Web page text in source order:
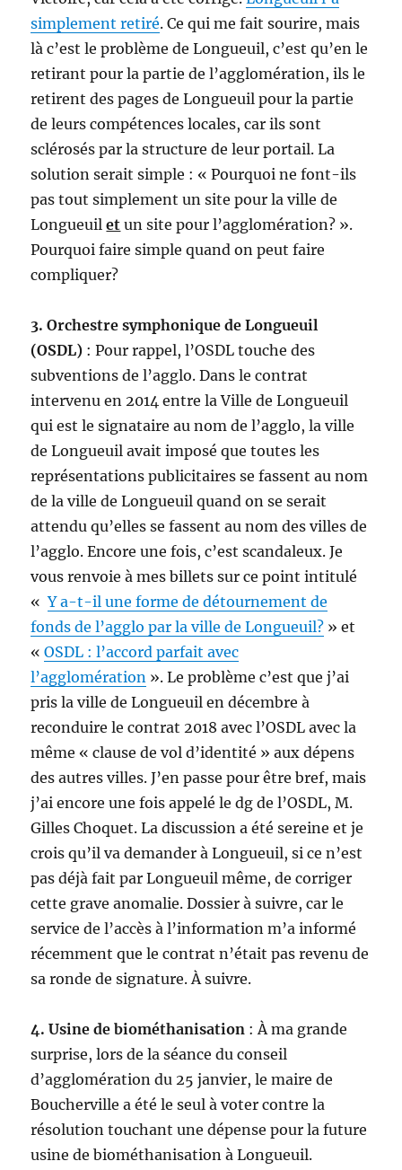
simplement retiré. Ce qui me fait sourire, mais
là c’est le problème de Longueuil, c’est qu’en le
retirant pour la partie de l’agglomération, ils le
retirent des pages de Longueuil pour la partie
de leurs compétences locales, car ils sont
sclérosés par la structure de leur portail. La
solution serait simple : « Pourquoi ne font-ils
pas tout simplement un site pour la ville de
Longueuilet un site pour l’agglomération? ».
Pourquoi faire simple quand on peut faire
compliquer?
3. Orchestre symphonique de Longueuil
(OSDL) : Pour rappel, l’OSDL touche des
subventions de l’agglo. Dans le contrat
intervenu en 2014 entre la Ville de Longueuil
qui est le signataire au nom de l’agglo, la ville
de Longueuil avait imposé que toutes les
représentations publicitaires se fassent au nom
de la ville de Longueuil quand on se serait
attendu qu’elles se fassent au nom des villes de
l’agglo. Encore une fois, c’est scandaleux. Je
vous renvoie à mes billets sur ce point intitulé
«Y a-t-il une forme de détournement de
fonds de l’agglo par la ville de Longueuil? » et
«OSDL : l’accord parfait avec
l’agglomération ». Le problème c’est que j’ai
pris la ville de Longueuil en décembre à
reconduire le contrat 2018 avec l’OSDL avec la
même « clause de vol d’identité » aux dépens
des autres villes. J’en passe pour être bref, mais
j’ai encore une fois appelé le dg de l’OSDL, M.
Gilles Choquet. La discussion a été sereine et je
crois qu’il va demander à Longueuil, si ce n’est
pas déjà fait par Longueuil même, de corriger
cette grave anomalie. Dossier à suivre, car le
service de l’accès à l’information m’a informé
récemment que le contrat n’était pas revenu de
sa ronde de signature. À suivre.
4. Usine de biométhanisation : À ma grande
surprise, lors de la séance du conseil
d’agglomération du 25 janvier, le maire de
Boucherville a été le seul à voter contre la
résolution touchant une dépense pour la future
usine de biométhanisation à Longueuil.